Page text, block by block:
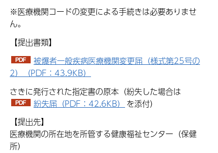
※医療機関コードの変更による手続きは必要ありませ
ん。
【提出書類】
被爆者一般疾病医療機関変更届（様式第25号の
2）（PDF：43.9KB）
さきに発行された指定書の原本（紛失した場合は
紛失届（PDF：42.6KB） を添付）
【提出先】
医療機関の所在地を所管する健康福祉センター（保健
所）